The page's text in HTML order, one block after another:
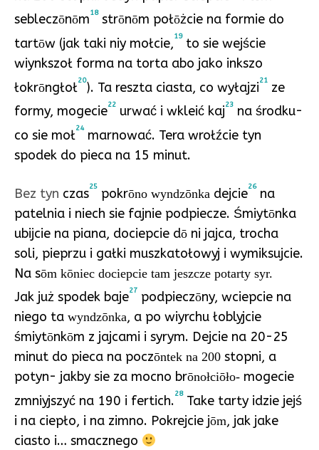
sebleczōnōm18strōnōm połōżcie na formie do
tartōw (jak taki niy mołcie,19 to sie wejście
wiynkszoł forma na torta abo jako inkszo
łokrōngłoł20). Ta reszta ciasta, co wyłajzi21 ze
formy, mogecie22 urwać i wkleić kaj23 na środku-
co sie moł24 marnować. Tera wrołźcie tyn
spodek do pieca na 15 minut.
Bez tyn czas25 pokrōno wyndzōnka dejcie26na
patelnia i niech sie fajnie podpiecze. Śmiytōnka
ubijcie na piana, dociepcie dō ni jajca, trocha
soli, pieprzu i gałki muszkatołowyj i wymiksujcie.
Na sōm kōniec dociepcie tam jeszcze potarty syr.
Jak już spodek baje27 podpieczōny, wciepcie na
niego ta wyndzōnka, a po wiyrchu łoblyjcie
śmiytōnkōm z jajcami i syrym. Dejcie na 20-25
minut do pieca na poczōntek na 200 stopni, a
potyn- jakby sie za mocno brōnołciōło- mogecie
zmniyjszyć na 190 i fertich.28 Take tarty idzie jejś
i na ciepło, i na zimno. Pokrejcie jōm, jak jake
ciasto i… smacznego